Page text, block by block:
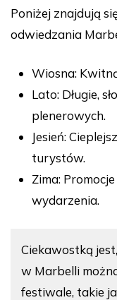
Poniżej znajdują
odwiedzania
Wiosna:
Lato: Długie,
plenerowych.
Jesień:
turystów.
Zima:
wydarzenia.
Ciekawostką
w Marbelli
festiwale, takie